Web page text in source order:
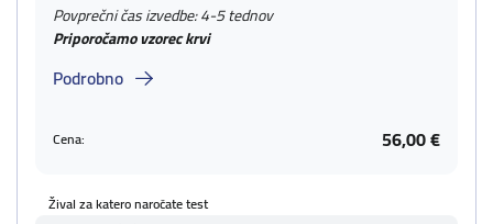
Povprečni čas izvedbe: 4-5 tednov
Priporočamo vzorec krvi
Podrobno
Cena: 56,00 €
Žival za katero naročate test